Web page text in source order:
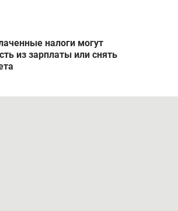
налоги могут
из зарплаты или снять